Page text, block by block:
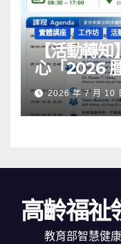
實體講座 工作坊 活
【活動轉知
心「2026
2026 年 7 月 10
高齡福祉
教育部智慧健